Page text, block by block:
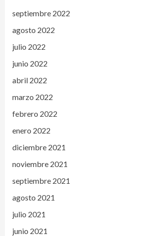
septiembre 2022
agosto 2022
julio 2022
junio 2022
abril 2022
marzo 2022
febrero 2022
enero 2022
diciembre 2021
noviembre 2021
septiembre 2021
agosto 2021
julio 2021
junio 2021